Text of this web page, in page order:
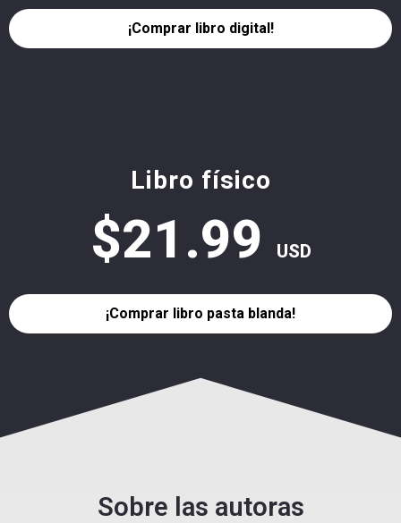
¡Comprar libro digital!
Libro físico
$21.99 USD
¡Comprar libro pasta blanda!
Sobre las autoras